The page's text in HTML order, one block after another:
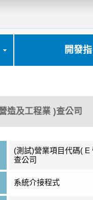
開發
造及工程業 )查公司
(測試)營業項目代碼( E
查公司
系統介接程式